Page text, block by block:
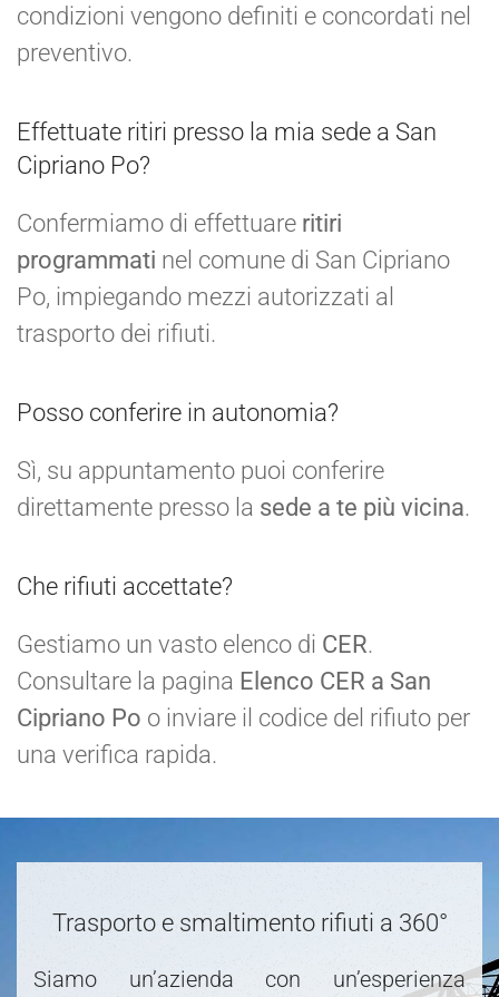
condizioni vengono definiti e concordati nel
preventivo.
Effettuate ritiri presso la mia sede a San
Cipriano Po?
Confermiamo di effettuare ritiri
programmati nel comune di San Cipriano
Po, impiegando mezzi autorizzati al
trasporto dei rifiuti.
Posso conferire in autonomia?
Sì, su appuntamento puoi conferire
direttamente presso la sede a te più vicina.
Che rifiuti accettate?
Gestiamo un vasto elenco di CER.
Consultare la pagina Elenco CER a San
Cipriano Po o inviare il codice del rifiuto per
una verifica rapida.
Trasporto e smaltimento rifiuti a 360°
Siamo un’azienda con un’esperienza